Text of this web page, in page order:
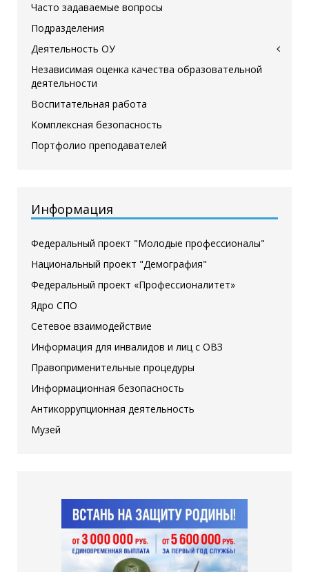
Часто задаваемые вопросы
Подразделения
Деятельность ОУ
Независимая оценка качества образовательной
деятельности
Воспитательная работа
Комплексная безопасность
Портфолио преподавателей
Информация
Федеральный проект "Молодые профессионалы"
Национальный проект "Демография"
Федеральный проект «Профессионалитет»
Ядро СПО
Сетевое взаимодействие
Информация для инвалидов и лиц с ОВЗ
Правоприменительные процедуры
Информационная безопасность
Антикоррупционная деятельность
Музей